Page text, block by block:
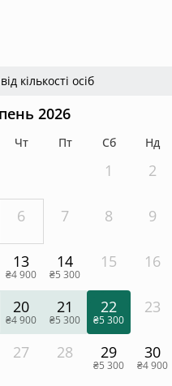
кількості осіб
2026
Чт Пт Сб Нд
1 2
6 7 8 9
13
₴4 900
14
₴5 300
15 16
20
₴4 900
21
₴5 300
22
₴5 300
23
27 28 29
₴5 300
30
₴4 900